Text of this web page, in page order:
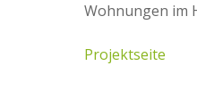
Wohnungen im
Projektseite